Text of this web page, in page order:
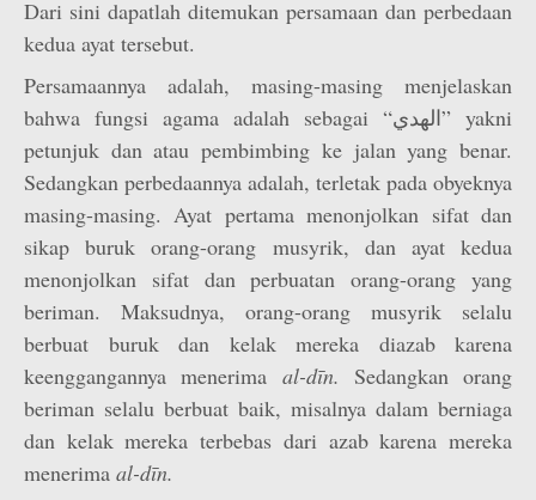
Dari sini dapatlah ditemukan persamaan dan perbedaan
kedua ayat tersebut.
Persamaannya adalah, masing-masing menjelaskan
bahwa fungsi agama adalah sebagai “الهدي” yakni
petunjuk dan atau pembimbing ke jalan yang benar.
Sedangkan perbedaannya adalah, terletak pada obyeknya
masing-masing. Ayat pertama menonjolkan sifat dan
sikap buruk orang-orang musyrik, dan ayat kedua
menonjolkan sifat dan perbuatan orang-orang yang
beriman. Maksudnya, orang-orang musyrik selalu
berbuat buruk dan kelak mereka diazab karena
keenggangannya menerima al-dīn. Sedangkan orang
beriman selalu berbuat baik, misalnya dalam berniaga
dan kelak mereka terbebas dari azab karena mereka
menerima al-dīn.